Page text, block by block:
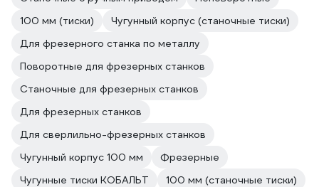
100 мм (тиски)
Чугунный корпус (станочные тиски)
Для фрезерного станка по металлу
Поворотные для фрезерных станков
Станочные для фрезерных станков
Для фрезерных станков
Для сверлильно-фрезерных станков
Чугунный корпус 100 мм
Фрезерные
Чугунные тиски КОБАЛЬТ
100 мм (станочные тиски)